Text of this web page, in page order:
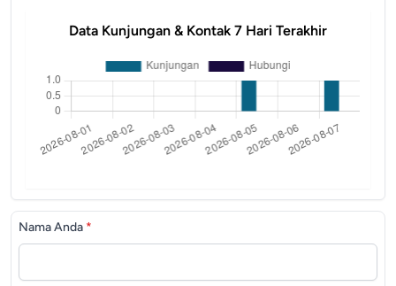
Data Kunjungan & Kontak 7 Hari Terakhir
Nama Anda *